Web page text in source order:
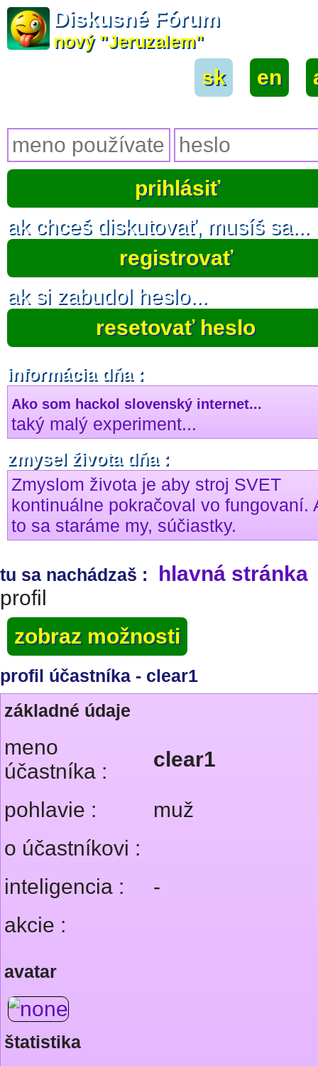
Diskusné Fórum
nový "Jeruzalem"
sk en
ak chceš diskutovať, musíš sa...
registrovať
ak si zabudol heslo...
resetovať heslo
informácia dňa :
Ako som hackol slovenský internet...
taký malý experiment...
zmysel života dňa :
Zmyslom života je aby stroj SVET
kontinuálne pokračoval vo fungovaní.
to sa staráme my, súčiastky.
tu sa nachádzaš : hlavná stránka
profil
zobraz možnosti
profil účastníka - clear1
základné údaje
meno
účastníka :
clear1
pohlavie :
muž
o účastníkovi :
inteligencia :
-
akcie :
avatar
štatistika